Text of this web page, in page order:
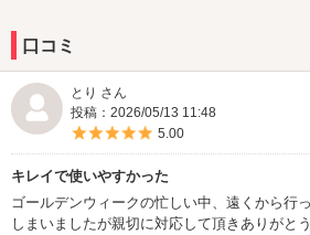
口コミ
とり さん
投稿：2026/05/13 11:48
5つ星のうち5
5.00
キレイで使いやすかった
ゴールデンウィークの忙しい中、遠くから行
しまいましたが親切に対応して頂きありがと